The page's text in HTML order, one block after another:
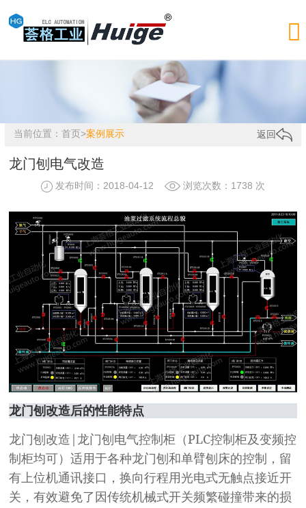

当前位置： 首页>案例展示 返回
龙门刨电气改造
发布时间：2018-04-12 浏览次数：1738 次
龙门刨改造后的性能特点
龙门刨改造 | 龙门刨电气控制柜（PLC控制柜及变频控
制柜均可）适用于各种龙门刨和单臂刨床的控制，留
有上位机通讯接口，换向行程用光电式无触点接近开
关，有效避免了因传统机械式开关频繁碰撞带来的损